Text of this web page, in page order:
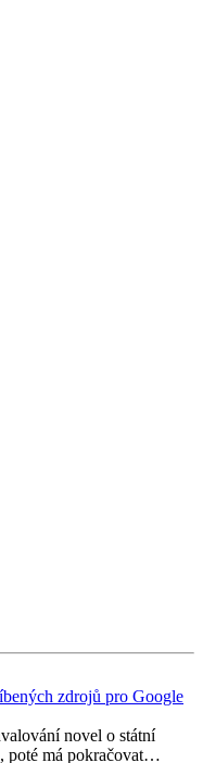
zdrojů pro Google
novel o státní
poté má pokračovat…